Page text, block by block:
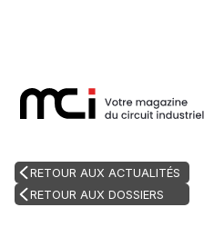
RETOUR AUX ACTUALITÉS
RETOUR AUX DOSSIERS